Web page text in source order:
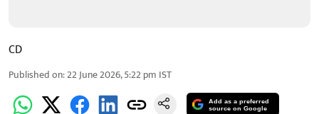
CD
Published on:22 June 2026, 5:22 pm IST
Add as a preferred
source on Google